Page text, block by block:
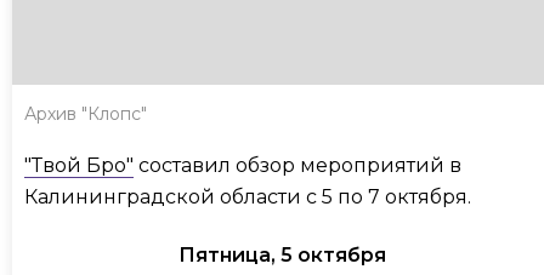
Архив "Клопс"
"Твой Бро" составил обзор мероприятий в
Калининградской области с 5 по 7 октября.
Пятница, 5 октября